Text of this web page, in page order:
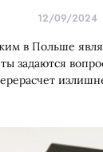
12/09/2024
в Польше
задаются